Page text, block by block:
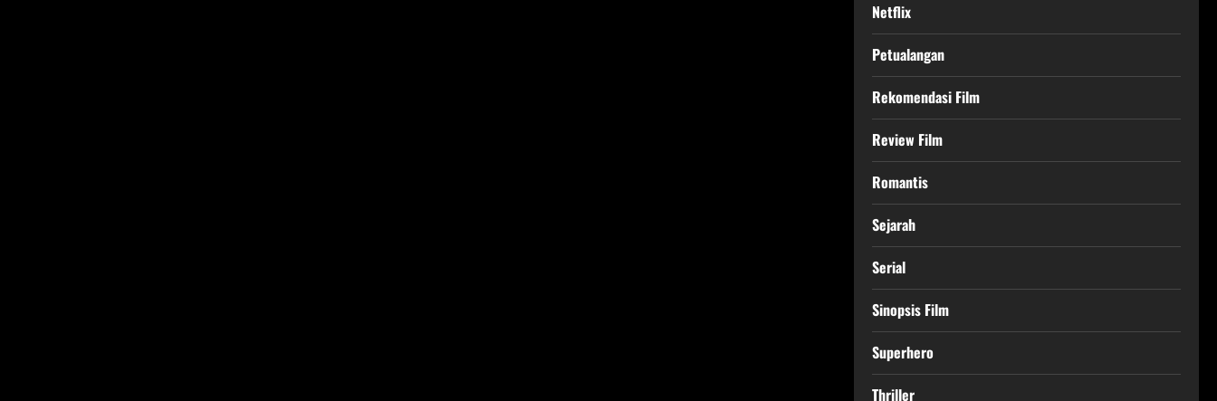
Netflix
Petualangan
Rekomendasi Film
Review Film
Romantis
Sejarah
Serial
Sinopsis Film
Superhero
Thriller